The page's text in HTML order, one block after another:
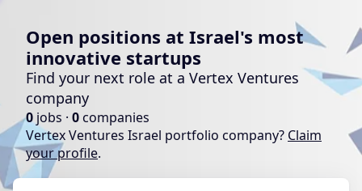
Open positions at Israel's most
innovative startups
Find your next role at a Vertex Ventures
company
0 jobs · 0companies
Vertex Ventures Israel portfolio company? Claim
your profile.